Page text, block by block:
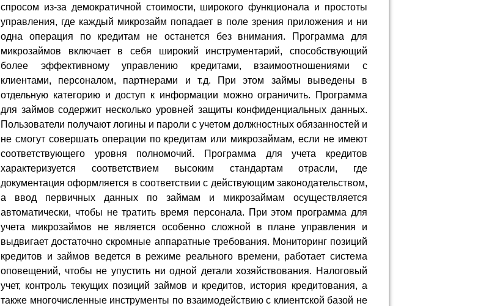
спросом из-за демократичной стоимости, широкого функционала и простоты
управления, где каждый микрозайм попадает в поле зрения приложения и ни
одна операция по кредитам не останется без внимания. Программа для
микрозаймов включает в себя широкий инструментарий, способствующий
более эффективному управлению кредитами, взаимоотношениями с
клиентами, персоналом, партнерами и т.д. При этом займы выведены в
отдельную категорию и доступ к информации можно ограничить. Программа
для займов содержит несколько уровней защиты конфиденциальных данных.
Пользователи получают логины и пароли с учетом должностных обязанностей и
не смогут совершать операции по кредитам или микрозаймам, если не имеют
соответствующего уровня полномочий. Программа для учета кредитов
характеризуется соответствием высоким стандартам отрасли, где
документация оформляется в соответствии с действующим законодательством,
а ввод первичных данных по займам и микрозаймам осуществляется
автоматически, чтобы не тратить время персонала. При этом программа для
учета микрозаймов не является особенно сложной в плане управления и
выдвигает достаточно скромные аппаратные требования. Мониторинг позиций
кредитов и займов ведется в режиме реального времени, работает система
оповещений, чтобы не упустить ни одной детали хозяйствования. Налоговый
учет, контроль текущих позиций займов и кредитов, история кредитования, а
также многочисленные инструменты по взаимодействию с клиентской базой не